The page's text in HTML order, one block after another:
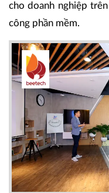
cho doanh nghiệp
công phần mềm.